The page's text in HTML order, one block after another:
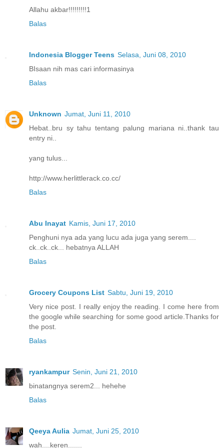
Allahu akbar!!!!!!!!!1
Balas
Indonesia Blogger Teens Selasa, Juni 08, 2010
BIsaan nih mas cari informasinya
Balas
Unknown Jumat, Juni 11, 2010
Hebat..bru sy tahu tentang palung mariana ni..thank tau
entry ni..
yang tulus...
http://www.herlittlerack.co.cc/
Balas
Abu Inayat Kamis, Juni 17, 2010
Penghuni nya ada yang lucu ada juga yang serem....
ck..ck..ck... hebatnya ALLAH
Balas
Grocery Coupons List Sabtu, Juni 19, 2010
Very nice post. I really enjoy the reading. I come here from
the google while searching for some good article.Thanks for
the post.
Balas
ryankampur Senin, Juni 21, 2010
binatangnya serem2... hehehe
Balas
Qeeya Aulia Jumat, Juni 25, 2010
wah....keren.......